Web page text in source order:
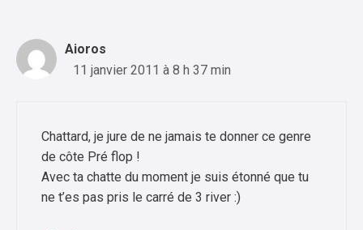
Aioros
11 janvier 2011 à 8 h 37 min
Chattard, je jure de ne jamais te donner ce genre
de côte Pré flop !
Avec ta chatte du moment je suis étonné que tu
ne t’es pas pris le carré de 3 river :)